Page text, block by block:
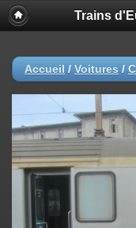
Trains
Accueil / Voitures /